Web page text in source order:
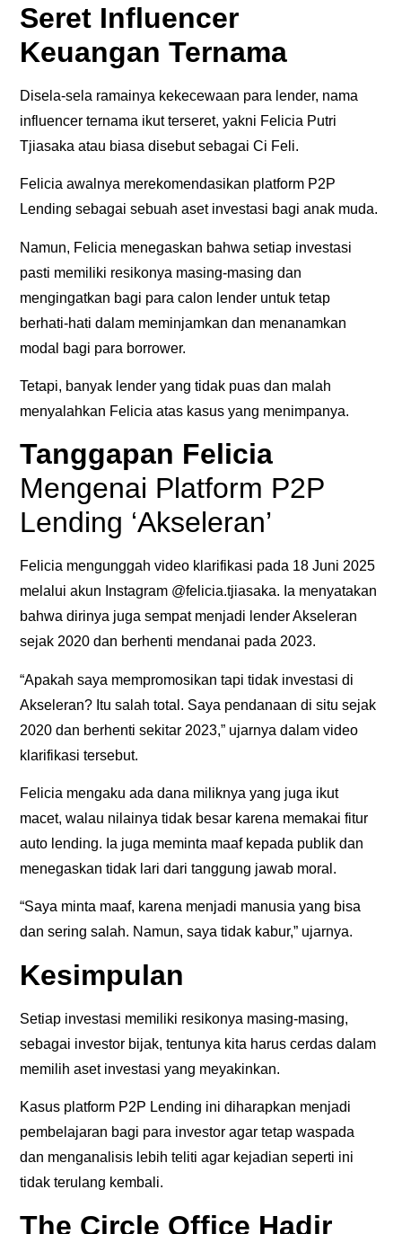
Seret Influencer
Keuangan Ternama
Disela-sela ramainya kekecewaan para lender, nama
influencer ternama ikut terseret, yakni Felicia Putri
Tjiasaka atau biasa disebut sebagai Ci Feli.
Felicia awalnya merekomendasikan platform P2P
Lending sebagai sebuah aset investasi bagi anak muda.
Namun, Felicia menegaskan bahwa setiap investasi
pasti memiliki resikonya masing-masing dan
mengingatkan bagi para calon lender untuk tetap
berhati-hati dalam meminjamkan dan menanamkan
modal bagi para borrower.
Tetapi, banyak lender yang tidak puas dan malah
menyalahkan Felicia atas kasus yang menimpanya.
Tanggapan Felicia
Mengenai Platform P2P
Lending ‘Akseleran’
Felicia mengunggah video klarifikasi pada 18 Juni 2025
melalui akun Instagram @felicia.tjiasaka. Ia menyatakan
bahwa dirinya juga sempat menjadi lender Akseleran
sejak 2020 dan berhenti mendanai pada 2023.
“Apakah saya mempromosikan tapi tidak investasi di
Akseleran? Itu salah total. Saya pendanaan di situ sejak
2020 dan berhenti sekitar 2023,” ujarnya dalam video
klarifikasi tersebut.
Felicia mengaku ada dana miliknya yang juga ikut
macet, walau nilainya tidak besar karena memakai fitur
auto lending. Ia juga meminta maaf kepada publik dan
menegaskan tidak lari dari tanggung jawab moral.
“Saya minta maaf, karena menjadi manusia yang bisa
dan sering salah. Namun, saya tidak kabur,” ujarnya.
Kesimpulan
Setiap investasi memiliki resikonya masing-masing,
sebagai investor bijak, tentunya kita harus cerdas dalam
memilih aset investasi yang meyakinkan.
Kasus platform P2P Lending ini diharapkan menjadi
pembelajaran bagi para investor agar tetap waspada
dan menganalisis lebih teliti agar kejadian seperti ini
tidak terulang kembali.
The Circle Office Hadir